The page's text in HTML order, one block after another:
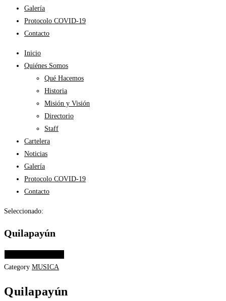
Galería
Protocolo COVID-19
Contacto
Inicio
Quiénes Somos
Qué Hacemos
Historia
Misión y Visión
Directorio
Staff
Cartelera
Noticias
Galería
Protocolo COVID-19
Contacto
Seleccionado:
Quilapayún
Category MUSICA
Quilapayún